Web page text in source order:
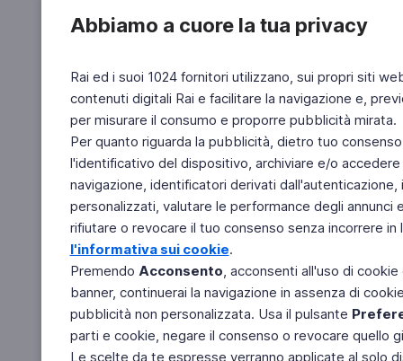
Abbiamo a cuore la tua privacy
Rai ed i suoi 1024 fornitori utilizzano, sui propri siti
contenuti digitali Rai e facilitare la navigazione e,
per misurare il consumo e proporre pubblicità mirata.
Per quanto riguarda la pubblicità, dietro tuo
l'identificativo del dispositivo, archiviare e/o
navigazione, identificatori derivati
personalizzati, valutare le performance degli
rifiutare o revocare il tuo consenso senza incorrere
l'informativa sui cookie.
Premendo Acconsento, acconsenti all'uso di
banner, continuerai la navigazione in assenza di
pubblicità non personalizzata. Usa il pulsante
parti e cookie, negare il consenso o revocare quello
Le scelte da te espresse verranno applicate al solo